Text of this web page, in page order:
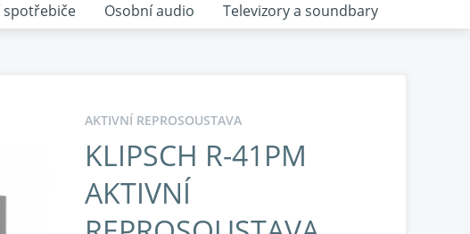
AKTIVNÍ REPROSOUSTAVA
KLIPSCH R-41PM
AKTIVNÍ
spotřebiče Osobní audio Televizory a soundbary